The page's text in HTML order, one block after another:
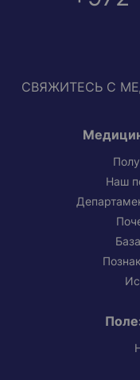
СВЯЖИТЕСЬ С
Наш